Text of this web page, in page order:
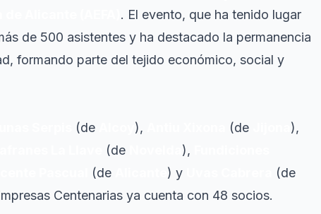
. El evento, que ha tenido lugar
de 500 asistentes y ha destacado la permanencia
formando parte del tejido económico, social y
(de ), (de
),
(de ),
(de ) y
(de
Centenarias ya cuenta con 48 socios.